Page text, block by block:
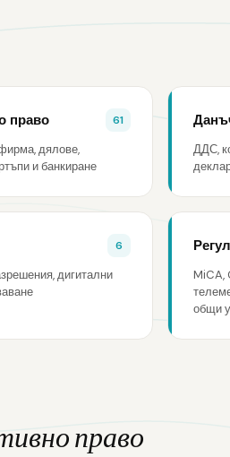
право 61
дялове,
и банкиране
ДДС,
6
дигитални
MiCA,
общи
право